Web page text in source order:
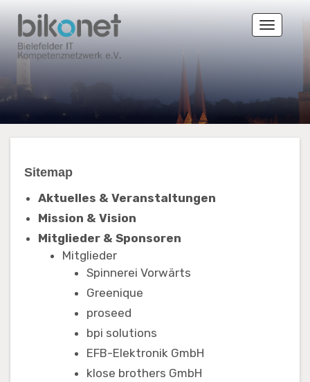
Toggle
Sitemap
Aktuelles & Veranstaltungen
Mission & Vision
Mitglieder & Sponsoren
Mitglieder
Spinnerei Vorwärts
Greenique
proseed
bpi solutions
EFB-Elektronik GmbH
klose brothers GmbH